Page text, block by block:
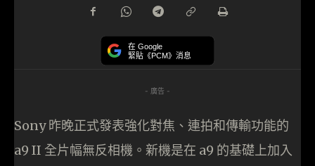
在 Google
緊貼《PCM》消息
- 廣告 -
Sony 昨晚正式發表強化對焦、連拍和傳輸功能的
a9 II 全片幅無反相機。新機是在 a9 的基礎上加入